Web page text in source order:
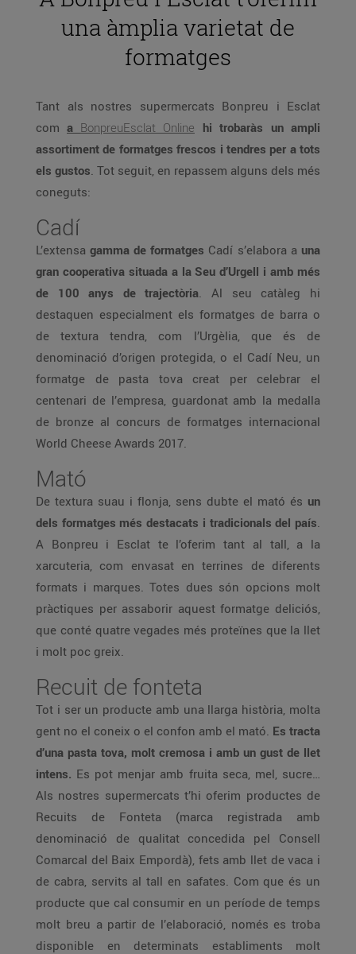
una àmplia varietat de
formatges
Tant als nostres supermercats Bonpreu i Esclat
com a BonpreuEsclat Online hi trobaràs un ampli
assortiment de formatges frescos i tendres per a tots
els gustos. Tot seguit, en repassem alguns dels més
coneguts:
Cadí
L’extensa gamma de formatges Cadí s’elabora a una
gran cooperativa situada a la Seu d’Urgell i amb més
de 100 anys de trajectòria. Al seu catàleg hi
destaquen especialment els formatges de barra o
de textura tendra, com l’Urgèlia, que és de
denominació d’origen protegida, o el Cadí Neu, un
formatge de pasta tova creat per celebrar el
centenari de l’empresa, guardonat amb la medalla
de bronze al concurs de formatges internacional
World Cheese Awards 2017.
Mató
De textura suau i flonja, sens dubte el mató és un
dels formatges més destacats i tradicionals del país.
A Bonpreu i Esclat te l’oferim tant al tall, a la
xarcuteria, com envasat en terrines de diferents
formats i marques. Totes dues són opcions molt
pràctiques per assaborir aquest formatge deliciós,
que conté quatre vegades més proteïnes que la llet
i molt poc greix.
Recuit de fonteta
Tot i ser un producte amb una llarga història, molta
gent no el coneix o el confon amb el mató. Es tracta
d’una pasta tova, molt cremosa i amb un gust de llet
intens. Es pot menjar amb fruita seca, mel, sucre…
Als nostres supermercats t’hi oferim productes de
Recuits de Fonteta (marca registrada amb
denominació de qualitat concedida pel Consell
Comarcal del Baix Empordà), fets amb llet de vaca i
de cabra, servits al tall en safates. Com que és un
producte que cal consumir en un període de temps
molt breu a partir de l’elaboració, només es troba
disponible en determinats establiments molt